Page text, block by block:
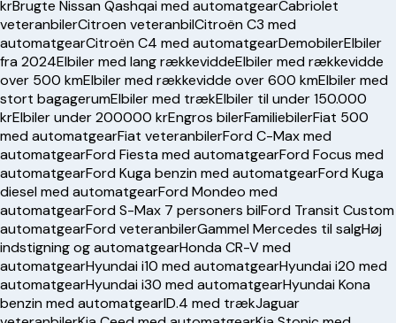
krBrugte Nissan Qashqai med automatgearCabriolet
veteranbilerCitroen veteranbilCitroën C3 med
automatgearCitroën C4 med automatgearDemobilerElbiler
fra 2024Elbiler med lang rækkeviddeElbiler med rækkevidde
over 500 kmElbiler med rækkevidde over 600 kmElbiler med
stort bagagerumElbiler med trækElbiler til under 150.000
krElbiler under 200000 krEngros bilerFamiliebilerFiat 500
med automatgearFiat veteranbilerFord C-Max med
automatgearFord Fiesta med automatgearFord Focus med
automatgearFord Kuga benzin med automatgearFord Kuga
diesel med automatgearFord Mondeo med
automatgearFord S-Max 7 personers bilFord Transit Custom
automatgearFord veteranbilerGammel Mercedes til salgHøj
indstigning og automatgearHonda CR-V med
automatgearHyundai i10 med automatgearHyundai i20 med
automatgearHyundai i30 med automatgearHyundai Kona
benzin med automatgearID.4 med trækJaguar